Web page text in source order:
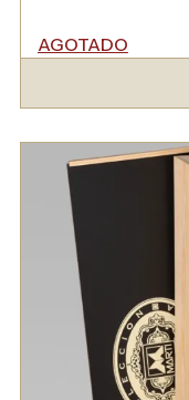
AGOTADO